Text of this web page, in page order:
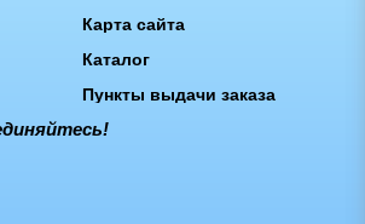
Карта сайта
Каталог
Пункты выдачи заказа